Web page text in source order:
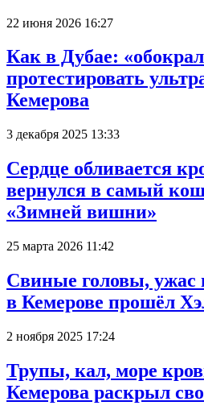
22 июня 2026 16:27
Как в Дубае:
протестировать
Кемерова
3 декабря 2025 13:33
Сердце обливается
вернулся в самый
«Зимней вишни»
25 марта 2026 11:42
Свиные головы, ужас
в Кемерове прошёл
2 ноября 2025 17:24
Трупы, кал, море
Кемерова раскрыл